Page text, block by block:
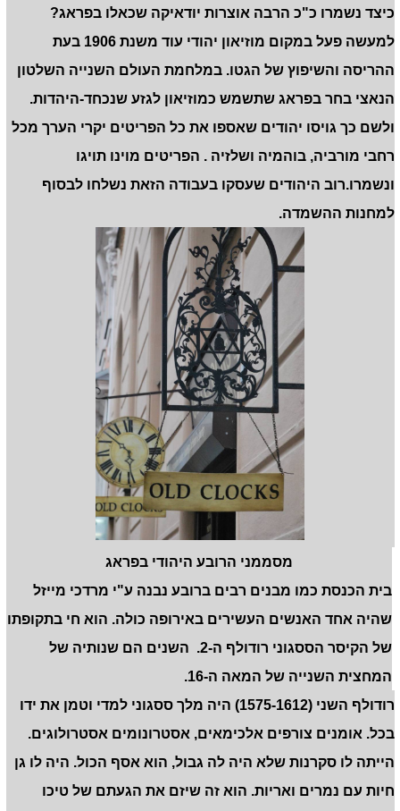
כיצד נשמרו כ"כ הרבה אוצרות יודאיקה שכאלו בפראג?
למעשה פעל במקום מוזיאון יהודי עוד משנת 1906 בעת
ההריסה והשיפוץ של הגטו. במלחמת העולם השנייה השלטון
הנאצי בחר בפראג שתשמש כמוזיאון לגזע שנכחד-היהדות.
ולשם כך גויסו יהודים שאספו את כל הפריטים יקרי הערך מכל
רחבי מורביה, בוהמיה ושלזיה . הפריטים מוינו תויגו
ונשמרו.רוב היהודים שעסקו בעבודה הזאת נשלחו לבסוף
למחנות ההשמדה.
מסממני הרובע היהודי בפראג
בית הכנסת כמו מבנים רבים ברובע נבנה ע"י מרדכי מייזל
שהיה אחד האנשים העשירים באירופה כולה. הוא חי בתקופתו
של הקיסר הססגוני רודולף ה-2. השנים הם שנותיה של
המחצית השנייה של המאה ה-16.
רודולף השני (1575-1612) היה מלך ססגוני למדי וטמן את ידו
בכל. אומנים צורפים אלכימאים, אסטרונומים אסטרולוגים.
הייתה לו סקרנות שלא היה לה גבול, הוא אסף הכול. היה לו גן
חיות עם נמרים ואריות. הוא זה שיזם את הגעתם של טיכו